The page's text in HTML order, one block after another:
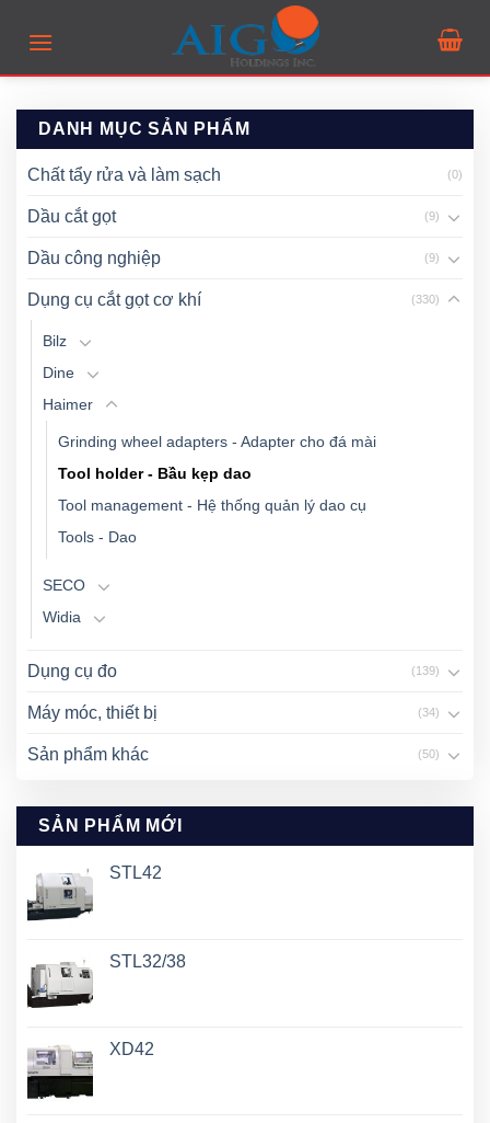
DANH MỤC SẢN PHẨM
Chất tẩy rửa và làm sạch (0)
Dầu cắt gọt (9)
Dầu công nghiệp (9)
Dụng cụ cắt gọt cơ khí (330)
Bilz
Dine
Haimer
Grinding wheel adapters - Adapter cho đá mài
Tool holder - Bầu kẹp dao
Tool management - Hệ thống quản lý dao cụ
Tools - Dao
SECO
Widia
Dụng cụ đo (139)
Máy móc, thiết bị (34)
Sản phẩm khác (50)
SẢN PHẨM MỚI
STL42
STL32/38
XD42